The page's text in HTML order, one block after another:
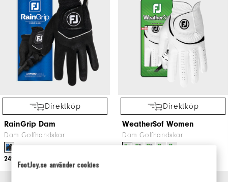
FootJoy.se använder cookies
Direktköp
RainGrip Dam
Dam Golfhandskar
249kr
Direktköp
WeatherSof Women
Dam Golfhandskar